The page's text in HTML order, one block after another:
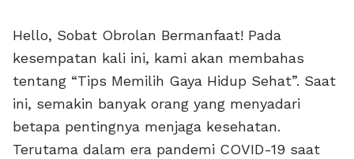
Hello, Sobat Obrolan Bermanfaat! Pada
kesempatan kali ini, kami akan membahas
tentang “Tips Memilih Gaya Hidup Sehat”. Saat
ini, semakin banyak orang yang menyadari
betapa pentingnya menjaga kesehatan.
Terutama dalam era pandemi COVID-19 saat